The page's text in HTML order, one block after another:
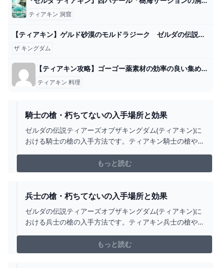
ティアキン 洞窟
【ティアキン】ゲルド砂漠のモルドラジーク ゼルダの伝説ティアーズ オブ ザ キングダム2周目 #ゼルダの伝説 #ティアキン #zelda #shorts - YouTube
ザ キングダム
【ティアキン攻略】ゴーゴー薬素材の効率の良い集め方とレシピ紹介【ゼルダの伝説】 » ありすたーたのヘブバン攻略ブログ
ティアキン 料理
騎士の槍・朽ちてないの入手場所と効果
ゼルダの伝説ティアーズオブザキングダム(ティアキン)に
おける騎士の槍の入手方法です。ティアキン騎士の槍や
攻撃力について掲載しています。
もっと読む
兵士の槍・朽ちてないの入手場所と効果
ゼルダの伝説ティアーズオブザキングダム(ティアキン)に
おける兵士の槍の入手方法です。ティアキン兵士の槍や
攻撃力について掲載しています。
もっと読む